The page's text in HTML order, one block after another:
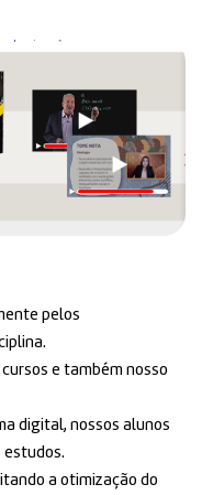
pelos
e também nosso
digital, nossos alunos
estudos.
a otimização do